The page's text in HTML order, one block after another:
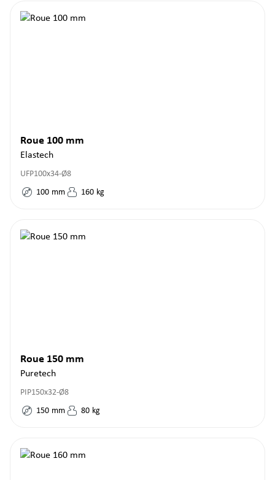
Roue 100 mm
Elastech
UFP100x34-Ø8
100 mm 160 kg
Roue 150 mm
Puretech
PIP150x32-Ø8
150 mm 80 kg